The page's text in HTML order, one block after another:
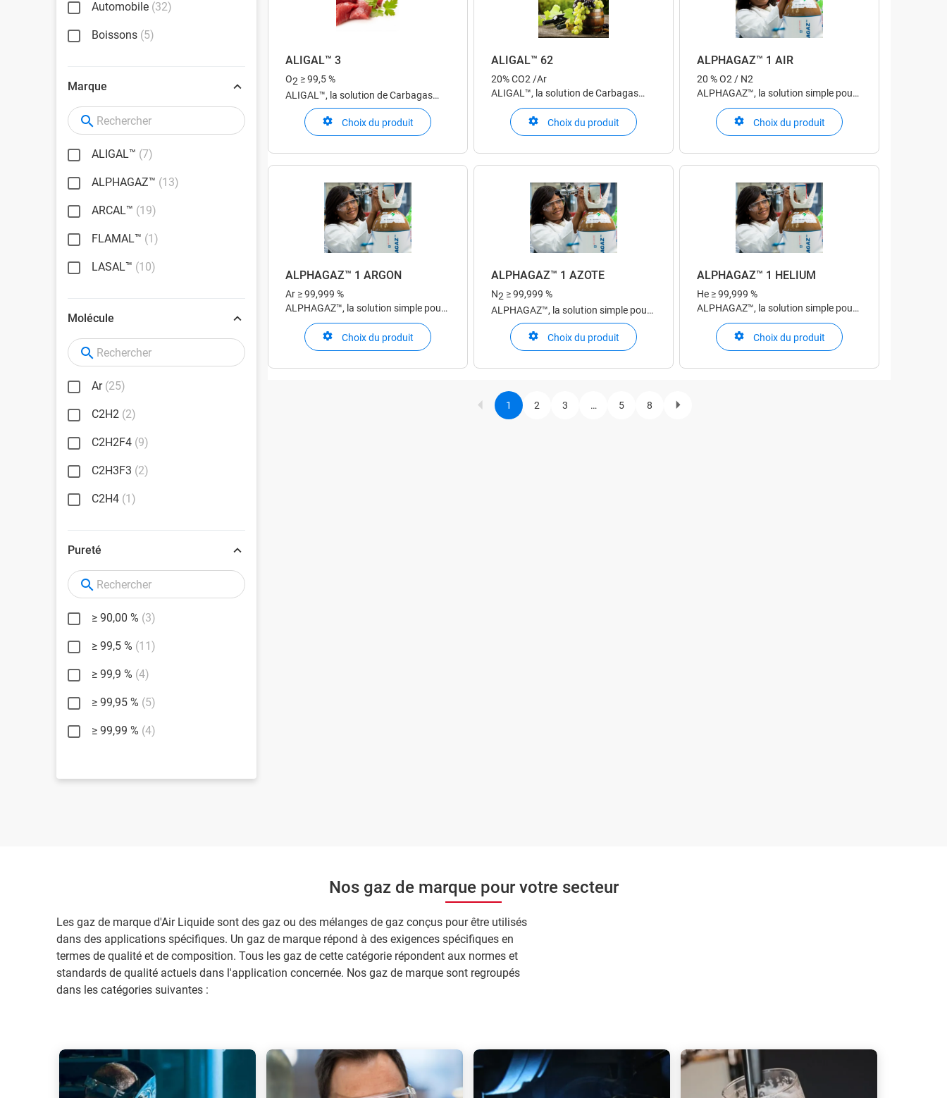
Automobile (32)
Boissons (5)
Marque
ALIGAL™ (7)
ALPHAGAZ™ (13)
ARCAL™ (19)
FLAMAL™ (1)
LASAL™ (10)
Molécule
Ar (25)
C2H2 (2)
C2H2F4 (9)
C2H3F3 (2)
C2H4 (1)
Pureté
≥ 90,00 % (3)
≥ 99,5 % (11)
≥ 99,9 % (4)
≥ 99,95 % (5)
≥ 99,99 % (4)
ALIGAL™ 3
O2 ≥ 99,5 %
ALIGAL™, la solution de Carbagas
pour une utilisation dans l'industrie
alimentaire
Choix du produit
ALIGAL™ 62
20% CO2 /Ar
ALIGAL™, la solution de Carbagas
pour une utilisation dans l'industrie
alimentaire
Choix du produit
ALPHAGAZ™ 1 AIR
20 % O2 / N2
ALPHAGAZ™, la solution simple pour
votre application de laboratoire et
d'analyse
Choix du produit
ALPHAGAZ™ 1 ARGON
Ar ≥ 99,999 %
ALPHAGAZ™, la solution simple pour
votre application de laboratoire et
d'analyse
Choix du produit
ALPHAGAZ™ 1 AZOTE
N2 ≥ 99,999 %
ALPHAGAZ™, la solution simple pour
votre application de laboratoire et
d'analyse
Choix du produit
ALPHAGAZ™ 1 HELIUM
He ≥ 99,999 %
ALPHAGAZ™, la solution simple pour
votre application de laboratoire et
d'analyse
Choix du produit
Current
page
1 Page
2 Page
3 … Page
5 Page
8
Next
Nos gaz de marque pour votre secteur
Les gaz de marque d'Air Liquide sont des gaz ou des mélanges de gaz conçus pour être utilisés
dans des applications spécifiques. Un gaz de marque répond à des exigences spécifiques en
termes de qualité et de composition. Tous les gaz de cette catégorie répondent aux normes et
standards de qualité actuels dans l'application concernée. Nos gaz de marque sont regroupés
dans les catégories suivantes :